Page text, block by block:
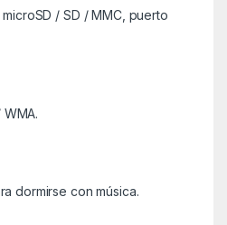
/ SD / MMC, puerto
dormirse con música.